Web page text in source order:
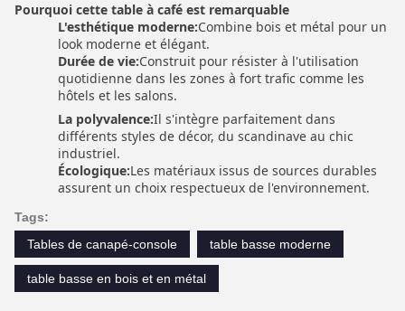
Pourquoi cette table à café est remarquable
L'esthétique moderne:Combine bois et métal pour un
look moderne et élégant.
Durée de vie:Construit pour résister à l'utilisation
quotidienne dans les zones à fort trafic comme les
hôtels et les salons.
La polyvalence:Il s'intègre parfaitement dans
différents styles de décor, du scandinave au chic
industriel.
Écologique:Les matériaux issus de sources durables
assurent un choix respectueux de l'environnement.
Tags:
Tables de canapé-console
table basse moderne
table basse en bois et en métal